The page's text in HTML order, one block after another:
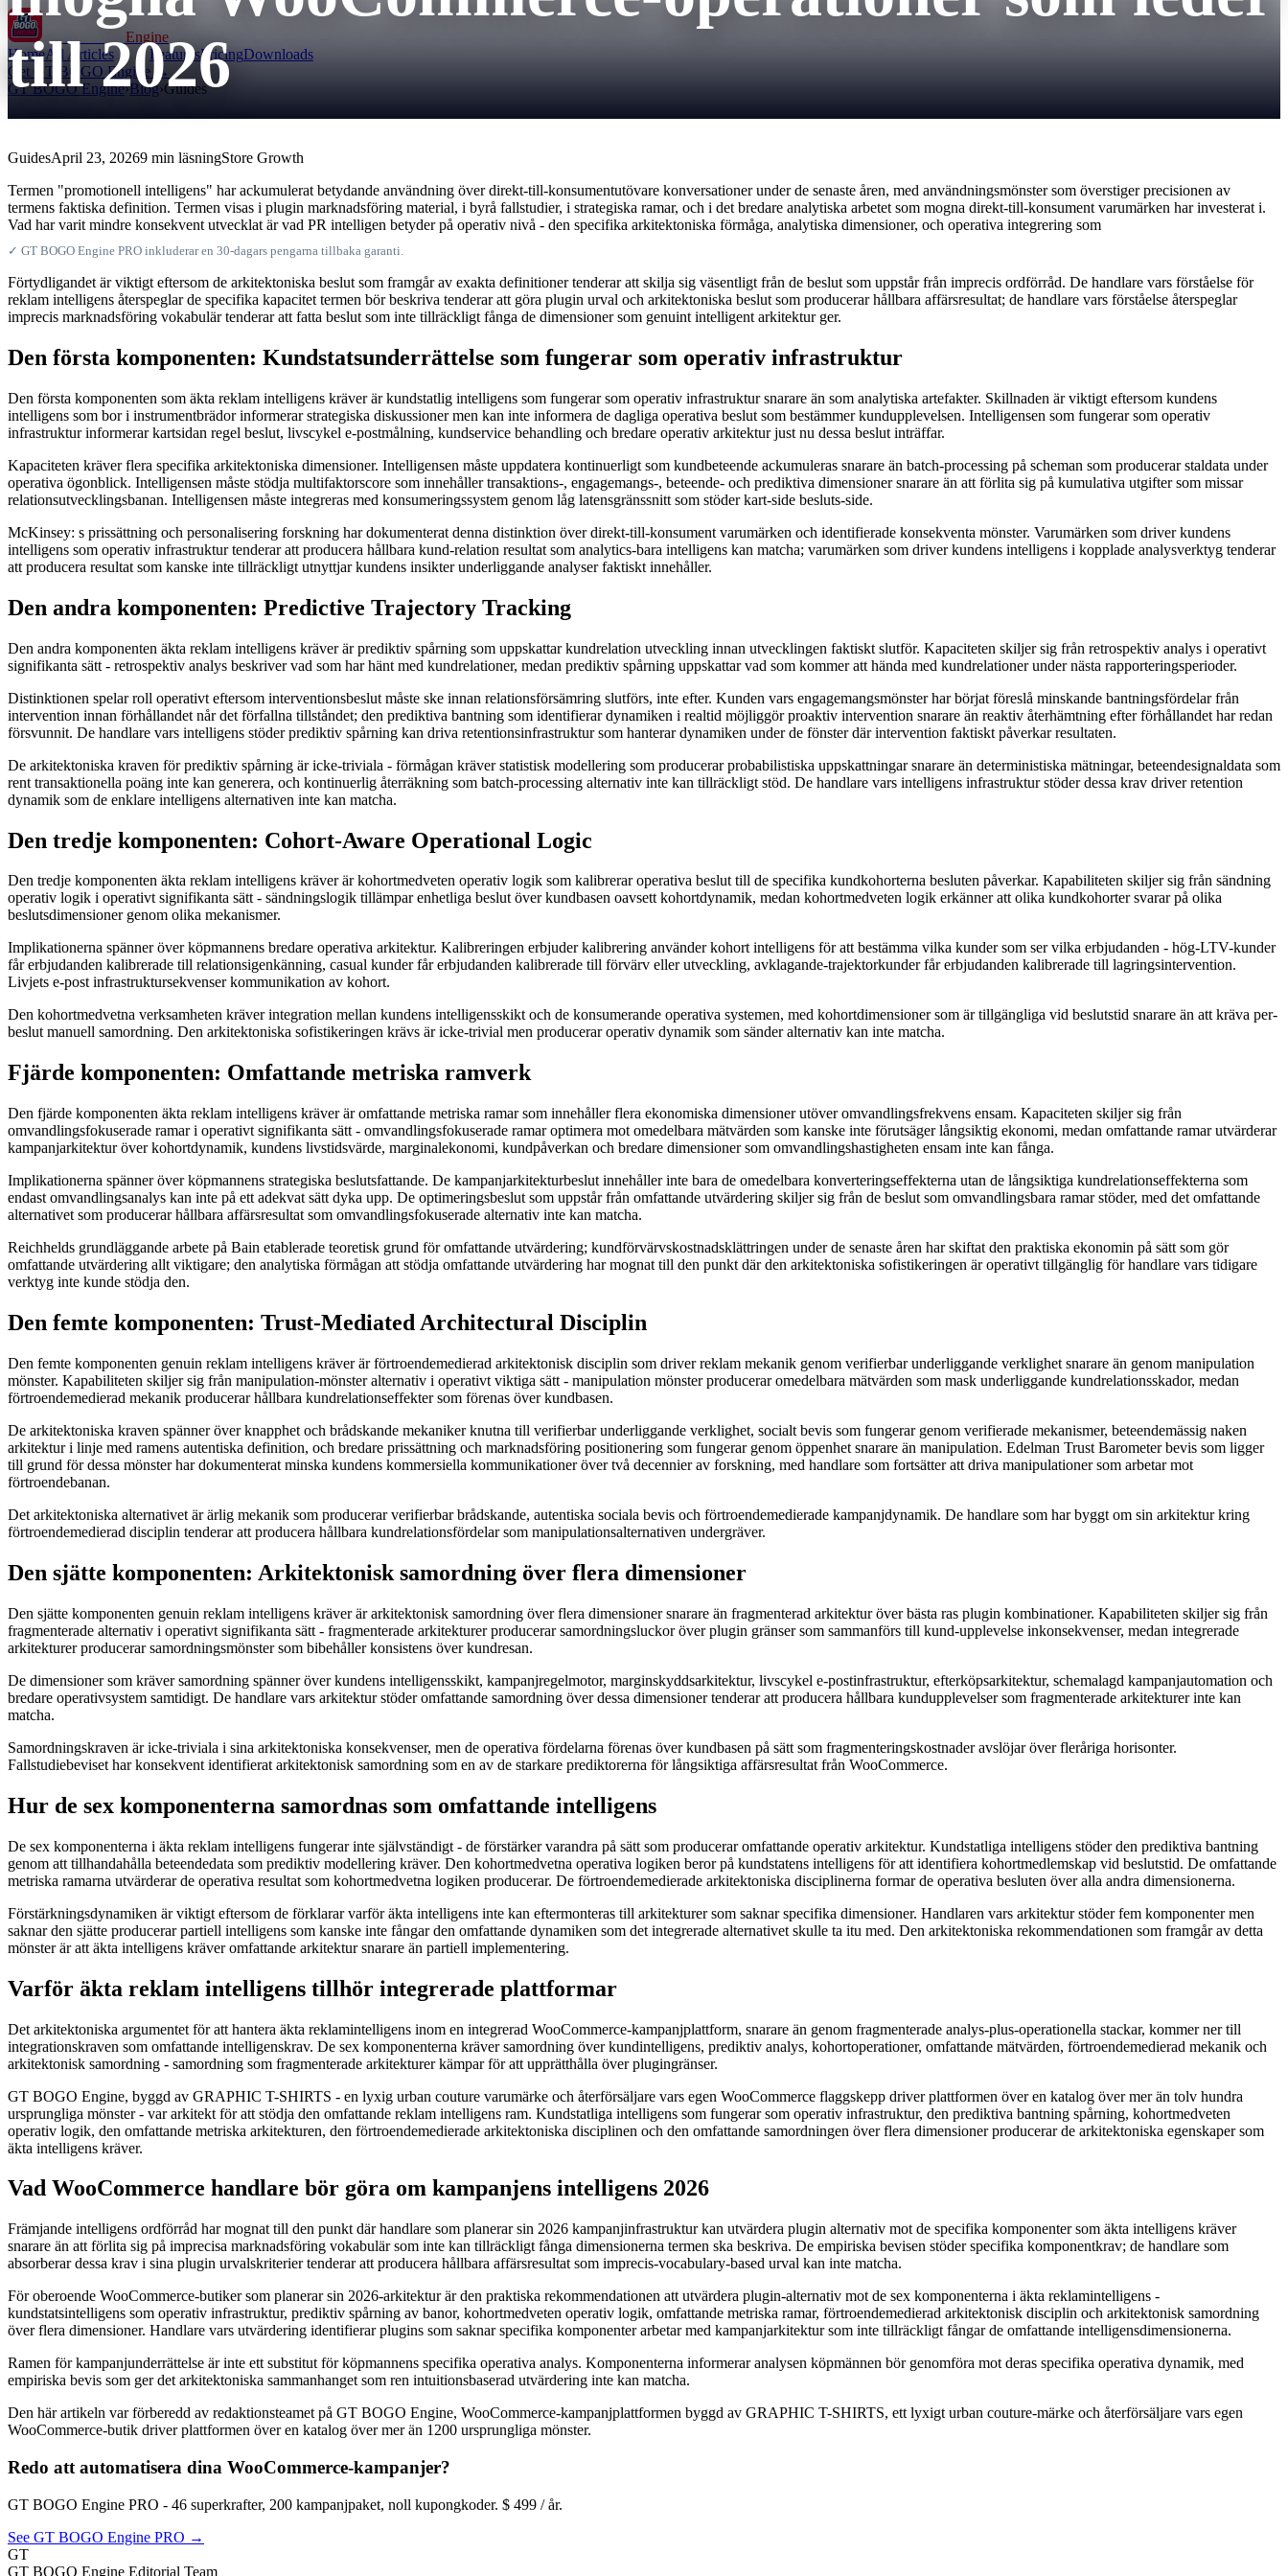
Engine
HomeAll Articles FeaturesPricingDownloads
Get GT BOGO Engine →
GT BOGO Engine›Blog›Guides
till 2026
GuidesApril 23, 20269 min läsningStore Growth
Termen "promotionell intelligens" har ackumulerat betydande användning över direkt-till-konsumentutövare konversationer under de senaste åren, med användningsmönster som överstiger precisionen av
termens faktiska definition. Termen visas i plugin marknadsföring material, i byrå fallstudier, i strategiska ramar, och i det bredare analytiska arbetet som mogna direkt-till-konsument varumärken har investerat i.
Vad har varit mindre konsekvent utvecklat är vad PR intelligen betyder på operativ nivå - den specifika arkitektoniska förmåga, analytiska dimensioner, och operativa integrering som
✓ GT BOGO Engine PRO inkluderar en 30-dagars pengarna tillbaka garanti.
Förtydligandet är viktigt eftersom de arkitektoniska beslut som framgår av exakta definitioner tenderar att skilja sig väsentligt från de beslut som uppstår från imprecis ordförråd. De handlare vars förståelse för
reklam intelligens återspeglar de specifika kapacitet termen bör beskriva tenderar att göra plugin urval och arkitektoniska beslut som producerar hållbara affärsresultat; de handlare vars förståelse återspeglar
imprecis marknadsföring vokabulär tenderar att fatta beslut som inte tillräckligt fånga de dimensioner som genuint intelligent arkitektur ger.
Den första komponenten: Kundstatsunderrättelse som fungerar som operativ infrastruktur
Den första komponenten som äkta reklam intelligens kräver är kundstatlig intelligens som fungerar som operativ infrastruktur snarare än som analytiska artefakter. Skillnaden är viktigt eftersom kundens
intelligens som bor i instrumentbrädor informerar strategiska diskussioner men kan inte informera de dagliga operativa beslut som bestämmer kundupplevelsen. Intelligensen som fungerar som operativ
infrastruktur informerar kartsidan regel beslut, livscykel e-postmålning, kundservice behandling och bredare operativ arkitektur just nu dessa beslut inträffar.
Kapaciteten kräver flera specifika arkitektoniska dimensioner. Intelligensen måste uppdatera kontinuerligt som kundbeteende ackumuleras snarare än batch-processing på scheman som producerar staldata under
operativa ögonblick. Intelligensen måste stödja multifaktorscore som innehåller transaktions-, engagemangs-, beteende- och prediktiva dimensioner snarare än att förlita sig på kumulativa utgifter som missar
relationsutvecklingsbanan. Intelligensen måste integreras med konsumeringssystem genom låg latensgränssnitt som stöder kart-side besluts-side.
McKinsey: s prissättning och personalisering forskning har dokumenterat denna distinktion över direkt-till-konsument varumärken och identifierade konsekventa mönster. Varumärken som driver kundens
intelligens som operativ infrastruktur tenderar att producera hållbara kund-relation resultat som analytics-bara intelligens kan matcha; varumärken som driver kundens intelligens i kopplade analysverktyg tenderar
att producera resultat som kanske inte tillräckligt utnyttjar kundens insikter underliggande analyser faktiskt innehåller.
Den andra komponenten: Predictive Trajectory Tracking
Den andra komponenten äkta reklam intelligens kräver är prediktiv spårning som uppskattar kundrelation utveckling innan utvecklingen faktiskt slutför. Kapaciteten skiljer sig från retrospektiv analys i operativt
signifikanta sätt - retrospektiv analys beskriver vad som har hänt med kundrelationer, medan prediktiv spårning uppskattar vad som kommer att hända med kundrelationer under nästa rapporteringsperioder.
Distinktionen spelar roll operativt eftersom interventionsbeslut måste ske innan relationsförsämring slutförs, inte efter. Kunden vars engagemangsmönster har börjat föreslå minskande bantningsfördelar från
intervention innan förhållandet når det förfallna tillståndet; den prediktiva bantning som identifierar dynamiken i realtid möjliggör proaktiv intervention snarare än reaktiv återhämtning efter förhållandet har redan
försvunnit. De handlare vars intelligens stöder prediktiv spårning kan driva retentionsinfrastruktur som hanterar dynamiken under de fönster där intervention faktiskt påverkar resultaten.
De arkitektoniska kraven för prediktiv spårning är icke-triviala - förmågan kräver statistisk modellering som producerar probabilistiska uppskattningar snarare än deterministiska mätningar, beteendesignaldata som
rent transaktionella poäng inte kan generera, och kontinuerlig återräkning som batch-processing alternativ inte kan tillräckligt stöd. De handlare vars intelligens infrastruktur stöder dessa krav driver retention
dynamik som de enklare intelligens alternativen inte kan matcha.
Den tredje komponenten: Cohort-Aware Operational Logic
Den tredje komponenten äkta reklam intelligens kräver är kohortmedveten operativ logik som kalibrerar operativa beslut till de specifika kundkohorterna besluten påverkar. Kapabiliteten skiljer sig från sändning
operativ logik i operativt signifikanta sätt - sändningslogik tillämpar enhetliga beslut över kundbasen oavsett kohortdynamik, medan kohortmedveten logik erkänner att olika kundkohorter svarar på olika
beslutsdimensioner genom olika mekanismer.
Implikationerna spänner över köpmannens bredare operativa arkitektur. Kalibreringen erbjuder kalibrering använder kohort intelligens för att bestämma vilka kunder som ser vilka erbjudanden - hög-LTV-kunder
får erbjudanden kalibrerade till relationsigenkänning, casual kunder får erbjudanden kalibrerade till förvärv eller utveckling, avklagande-trajektorkunder får erbjudanden kalibrerade till lagringsintervention.
Livjets e-post infrastruktursekvenser kommunikation av kohort.
Den kohortmedvetna verksamheten kräver integration mellan kundens intelligensskikt och de konsumerande operativa systemen, med kohortdimensioner som är tillgängliga vid beslutstid snarare än att kräva per-
beslut manuell samordning. Den arkitektoniska sofistikeringen krävs är icke-trivial men producerar operativ dynamik som sänder alternativ kan inte matcha.
Fjärde komponenten: Omfattande metriska ramverk
Den fjärde komponenten äkta reklam intelligens kräver är omfattande metriska ramar som innehåller flera ekonomiska dimensioner utöver omvandlingsfrekvens ensam. Kapaciteten skiljer sig från
omvandlingsfokuserade ramar i operativt signifikanta sätt - omvandlingsfokuserade ramar optimera mot omedelbara mätvärden som kanske inte förutsäger långsiktig ekonomi, medan omfattande ramar utvärderar
kampanjarkitektur över kohortdynamik, kundens livstidsvärde, marginalekonomi, kundpåverkan och bredare dimensioner som omvandlingshastigheten ensam inte kan fånga.
Implikationerna spänner över köpmannens strategiska beslutsfattande. De kampanjarkitekturbeslut innehåller inte bara de omedelbara konverteringseffekterna utan de långsiktiga kundrelationseffekterna som
endast omvandlingsanalys kan inte på ett adekvat sätt dyka upp. De optimeringsbeslut som uppstår från omfattande utvärdering skiljer sig från de beslut som omvandlingsbara ramar stöder, med det omfattande
alternativet som producerar hållbara affärsresultat som omvandlingsfokuserade alternativ inte kan matcha.
Reichhelds grundläggande arbete på Bain etablerade teoretisk grund för omfattande utvärdering; kundförvärvskostnadsklättringen under de senaste åren har skiftat den praktiska ekonomin på sätt som gör
omfattande utvärdering allt viktigare; den analytiska förmågan att stödja omfattande utvärdering har mognat till den punkt där den arkitektoniska sofistikeringen är operativt tillgänglig för handlare vars tidigare
verktyg inte kunde stödja den.
Den femte komponenten: Trust-Mediated Architectural Disciplin
Den femte komponenten genuin reklam intelligens kräver är förtroendemedierad arkitektonisk disciplin som driver reklam mekanik genom verifierbar underliggande verklighet snarare än genom manipulation
mönster. Kapabiliteten skiljer sig från manipulation-mönster alternativ i operativt viktiga sätt - manipulation mönster producerar omedelbara mätvärden som mask underliggande kundrelationsskador, medan
förtroendemedierad mekanik producerar hållbara kundrelationseffekter som förenas över kundbasen.
De arkitektoniska kraven spänner över knapphet och brådskande mekaniker knutna till verifierbar underliggande verklighet, socialt bevis som fungerar genom verifierade mekanismer, beteendemässig naken
arkitektur i linje med ramens autentiska definition, och bredare prissättning och marknadsföring positionering som fungerar genom öppenhet snarare än manipulation. Edelman Trust Barometer bevis som ligger
till grund för dessa mönster har dokumenterat minska kundens kommersiella kommunikationer över två decennier av forskning, med handlare som fortsätter att driva manipulationer som arbetar mot
förtroendebanan.
Det arkitektoniska alternativet är ärlig mekanik som producerar verifierbar brådskande, autentiska sociala bevis och förtroendemedierade kampanjdynamik. De handlare som har byggt om sin arkitektur kring
förtroendemedierad disciplin tenderar att producera hållbara kundrelationsfördelar som manipulationsalternativen undergräver.
Den sjätte komponenten: Arkitektonisk samordning över flera dimensioner
Den sjätte komponenten genuin reklam intelligens kräver är arkitektonisk samordning över flera dimensioner snarare än fragmenterad arkitektur över bästa ras plugin kombinationer. Kapabiliteten skiljer sig från
fragmenterade alternativ i operativt signifikanta sätt - fragmenterade arkitekturer producerar samordningsluckor över plugin gränser som sammanförs till kund-upplevelse inkonsekvenser, medan integrerade
arkitekturer producerar samordningsmönster som bibehåller konsistens över kundresan.
De dimensioner som kräver samordning spänner över kundens intelligensskikt, kampanjregelmotor, marginskyddsarkitektur, livscykel e-postinfrastruktur, efterköpsarkitektur, schemalagd kampanjautomation och
bredare operativsystem samtidigt. De handlare vars arkitektur stöder omfattande samordning över dessa dimensioner tenderar att producera hållbara kundupplevelser som fragmenterade arkitekturer inte kan
matcha.
Samordningskraven är icke-triviala i sina arkitektoniska konsekvenser, men de operativa fördelarna förenas över kundbasen på sätt som fragmenteringskostnader avslöjar över fleråriga horisonter.
Fallstudiebeviset har konsekvent identifierat arkitektonisk samordning som en av de starkare prediktorerna för långsiktiga affärsresultat från WooCommerce.
Hur de sex komponenterna samordnas som omfattande intelligens
De sex komponenterna i äkta reklam intelligens fungerar inte självständigt - de förstärker varandra på sätt som producerar omfattande operativ arkitektur. Kundstatliga intelligens stöder den prediktiva bantning
genom att tillhandahålla beteendedata som prediktiv modellering kräver. Den kohortmedvetna operativa logiken beror på kundstatens intelligens för att identifiera kohortmedlemskap vid beslutstid. De omfattande
metriska ramarna utvärderar de operativa resultat som kohortmedvetna logiken producerar. De förtroendemedierade arkitektoniska disciplinerna formar de operativa besluten över alla andra dimensionerna.
Förstärkningsdynamiken är viktigt eftersom de förklarar varför äkta intelligens inte kan eftermonteras till arkitekturer som saknar specifika dimensioner. Handlaren vars arkitektur stöder fem komponenter men
saknar den sjätte producerar partiell intelligens som kanske inte fångar den omfattande dynamiken som det integrerade alternativet skulle ta itu med. Den arkitektoniska rekommendationen som framgår av detta
mönster är att äkta intelligens kräver omfattande arkitektur snarare än partiell implementering.
Varför äkta reklam intelligens tillhör integrerade plattformar
Det arkitektoniska argumentet för att hantera äkta reklamintelligens inom en integrerad WooCommerce-kampanjplattform, snarare än genom fragmenterade analys-plus-operationella stackar, kommer ner till
integrationskraven som omfattande intelligenskrav. De sex komponenterna kräver samordning över kundintelligens, prediktiv analys, kohortoperationer, omfattande mätvärden, förtroendemedierad mekanik och
arkitektonisk samordning - samordning som fragmenterade arkitekturer kämpar för att upprätthålla över plugingränser.
GT BOGO Engine, byggd av GRAPHIC T-SHIRTS - en lyxig urban couture varumärke och återförsäljare vars egen WooCommerce flaggskepp driver plattformen över en katalog över mer än tolv hundra
ursprungliga mönster - var arkitekt för att stödja den omfattande reklam intelligens ram. Kundstatliga intelligens som fungerar som operativ infrastruktur, den prediktiva bantning spårning, kohortmedveten
operativ logik, den omfattande metriska arkitekturen, den förtroendemedierade arkitektoniska disciplinen och den omfattande samordningen över flera dimensioner producerar de arkitektoniska egenskaper som
äkta intelligens kräver.
Vad WooCommerce handlare bör göra om kampanjens intelligens 2026
Främjande intelligens ordförråd har mognat till den punkt där handlare som planerar sin 2026 kampanjinfrastruktur kan utvärdera plugin alternativ mot de specifika komponenter som äkta intelligens kräver
snarare än att förlita sig på imprecisa marknadsföring vokabulär som inte kan tillräckligt fånga dimensionerna termen ska beskriva. De empiriska bevisen stöder specifika komponentkrav; de handlare som
absorberar dessa krav i sina plugin urvalskriterier tenderar att producera hållbara affärsresultat som imprecis-vocabulary-based urval kan inte matcha.
För oberoende WooCommerce-butiker som planerar sin 2026-arkitektur är den praktiska rekommendationen att utvärdera plugin-alternativ mot de sex komponenterna i äkta reklamintelligens -
kundstatsintelligens som operativ infrastruktur, prediktiv spårning av banor, kohortmedveten operativ logik, omfattande metriska ramar, förtroendemedierad arkitektonisk disciplin och arkitektonisk samordning
över flera dimensioner. Handlare vars utvärdering identifierar plugins som saknar specifika komponenter arbetar med kampanjarkitektur som inte tillräckligt fångar de omfattande intelligensdimensionerna.
Ramen för kampanjunderrättelse är inte ett substitut för köpmannens specifika operativa analys. Komponenterna informerar analysen köpmännen bör genomföra mot deras specifika operativa dynamik, med
empiriska bevis som ger det arkitektoniska sammanhanget som ren intuitionsbaserad utvärdering inte kan matcha.
Den här artikeln var förberedd av redaktionsteamet på GT BOGO Engine, WooCommerce-kampanjplattformen byggd av GRAPHIC T-SHIRTS, ett lyxigt urban couture-märke och återförsäljare vars egen
WooCommerce-butik driver plattformen över en katalog över mer än 1200 ursprungliga mönster.
Redo att automatisera dina WooCommerce-kampanjer?
GT BOGO Engine PRO - 46 superkrafter, 200 kampanjpaket, noll kupongkoder. $ 499 / år.
See GT BOGO Engine PRO →
GT
GT BOGO Engine Editorial Team